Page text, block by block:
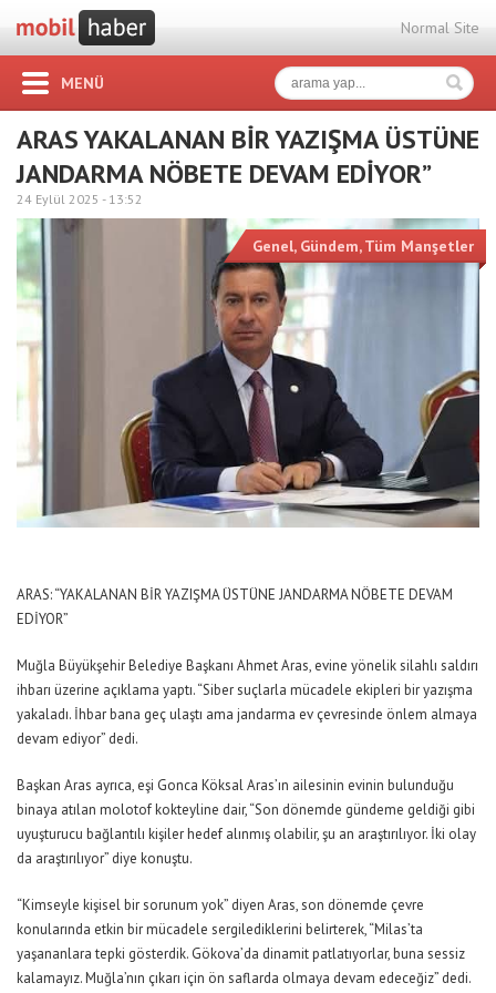
Normal Site
MENÜ
ARAS YAKALANAN BİR YAZIŞMA ÜSTÜNE
JANDARMA NÖBETE DEVAM EDİYOR”
24 Eylül 2025 - 13:52
Genel, Gündem,Tüm Manşetler
ARAS: “YAKALANAN BİR YAZIŞMA ÜSTÜNE JANDARMA NÖBETE DEVAM
EDİYOR”
Muğla Büyükşehir Belediye Başkanı Ahmet Aras, evine yönelik silahlı saldırı
ihbarı üzerine açıklama yaptı. “Siber suçlarla mücadele ekipleri bir yazışma
yakaladı. İhbar bana geç ulaştı ama jandarma ev çevresinde önlem almaya
devam ediyor” dedi.
Başkan Aras ayrıca, eşi Gonca Köksal Aras’ın ailesinin evinin bulunduğu
binaya atılan molotof kokteyline dair, “Son dönemde gündeme geldiği gibi
uyuşturucu bağlantılı kişiler hedef alınmış olabilir, şu an araştırılıyor. İki olay
da araştırılıyor” diye konuştu.
“Kimseyle kişisel bir sorunum yok” diyen Aras, son dönemde çevre
konularında etkin bir mücadele sergilediklerini belirterek, “Milas’ta
yaşananlara tepki gösterdik. Gökova’da dinamit patlatıyorlar, buna sessiz
kalamayız. Muğla’nın çıkarı için ön saflarda olmaya devam edeceğiz” dedi.